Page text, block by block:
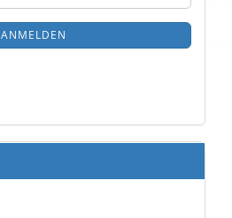
ANMELDEN